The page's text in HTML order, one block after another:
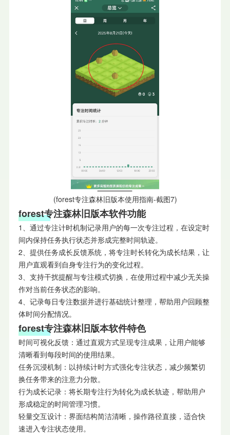
(forest专注森林旧版本使用指南-截图7)
forest专注森林旧版本软件功能
1、通过专注计时机制记录用户的每一次专注过程，在设定时
间内保持任务执行状态并形成完整时间轨迹。
2、提供任务成长反馈系统，将专注时长转化为成长结果，让
用户直观看到自身专注行为的变化过程。
3、支持干扰提醒与专注模式切换，在使用过程中减少无关操
作对当前任务状态的影响。
4、记录每日专注数据并进行基础统计整理，帮助用户回顾整
体时间分配情况。
forest专注森林旧版本软件特色
时间可视化反馈：通过直观方式呈现专注成果，让用户能够
清晰看到每段时间的使用结果。
任务沉浸机制：以持续计时方式强化专注状态，减少频繁切
换任务带来的注意力分散。
行为成长记录：将长期专注行为转化为成长轨迹，帮助用户
形成稳定的时间管理习惯。
轻量交互设计：界面结构简洁清晰，操作路径直接，适合快
速进入专注状态使用。